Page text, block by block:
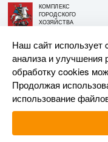
КОМПЛЕКС
ГОРОДСКОГО
ХОЗЯЙСТВА
© АО «МОСГАЗ», 2026.
ссылка на сайт
Разработка и
Наш сайт использует
анализа и улучшения
обработку cookies
Продолжая
использование